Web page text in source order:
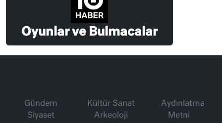
Oyunlar ve Bulmacalar
Gündem
Siyaset
Kültür Sanat
Arkeoloji
Aydınlatma
Metni